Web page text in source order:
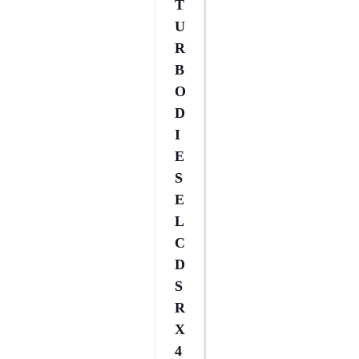
T
U
R
B
O
D
I
E
S
E
L
C
D
S
R
X
4